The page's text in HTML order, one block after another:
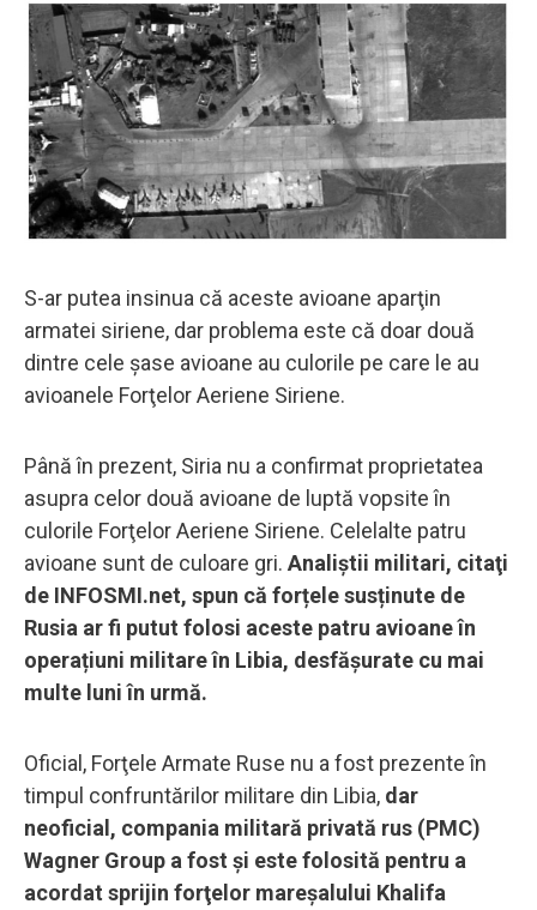
S-ar putea insinua că aceste avioane aparţin
armatei siriene, dar problema este că doar două
dintre cele șase avioane au culorile pe care le au
avioanele Forţelor Aeriene Siriene.
Până în prezent, Siria nu a confirmat proprietatea
asupra celor două avioane de luptă vopsite în
culorile Forţelor Aeriene Siriene. Celelalte patru
avioane sunt de culoare gri. Analiștii militari, citaţi
de INFOSMI.net, spun că forțele susținute de
Rusia ar fi putut folosi aceste patru avioane în
operațiuni militare în Libia, desfăşurate cu mai
multe luni în urmă.
Oficial, Forţele Armate Ruse nu a fost prezente în
timpul confruntărilor militare din Libia, dar
neoficial, compania militară privată rus (PMC)
Wagner Group a fost şi este folosită pentru a
acordat sprijin forţelor mareşalului Khalifa